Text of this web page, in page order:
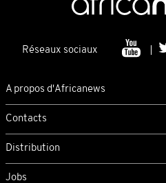
Réseaux sociaux
A propos d'Africanews
Contacts
Distribution
Jobs